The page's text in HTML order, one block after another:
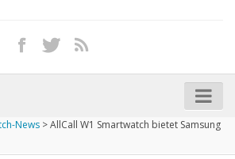
News >AllCall W1 Smartwatch bietet Samsung